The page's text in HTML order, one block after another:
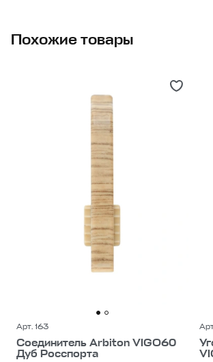
Похожие товары
Арт. 163
Соединитель Arbiton VIGO60
Дуб Росспорта